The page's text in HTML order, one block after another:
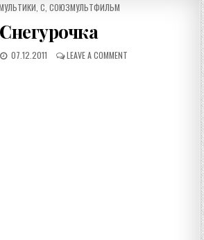
С СОЮЗМУЛЬТФИЛЬМ
Снегурочка
PUBLISHED
07.12.2011 LEAVE A COMMENTON